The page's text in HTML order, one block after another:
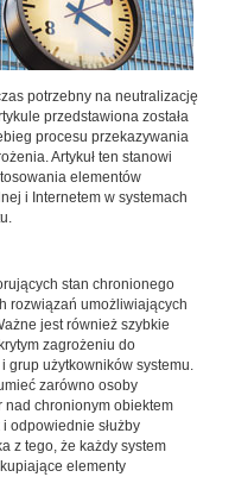
potrzebny na neutralizację
przedstawiona została
procesu przekazywania
Artykuł ten stanowi
elementów
i Internetem w systemach
stan chronionego
rozwiązań umożliwiających
jest również szybkie
zagrożeniu do
grup użytkowników systemu.
zarówno osoby
chronionym obiektem
odpowiednie służby
z tego, że każdy system
elementy